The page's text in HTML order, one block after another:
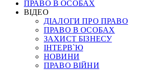
ПРАВО В ОСОБАХ
ВІДЕО
ДІАЛОГИ ПРО ПРАВО
ПРАВО В ОСОБАХ
ЗАХИСТ БІЗНЕСУ
ІНТЕРВ`Ю
НОВИНИ
ПРАВО ВІЙНИ